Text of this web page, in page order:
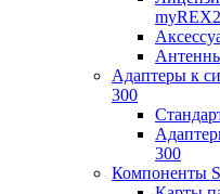
Адаптеры к
300
300
Компоненты